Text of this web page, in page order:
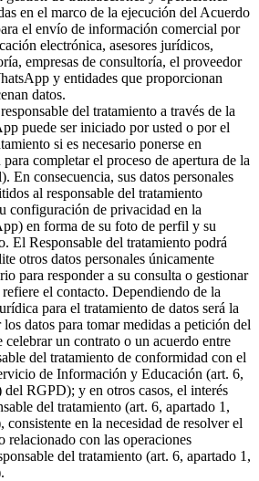
en el marco de la ejecución del Acuerdo
el envío de información comercial por
electrónica, asesores jurídicos,
empresas de consultoría, el proveedor
y entidades que proporcionan
datos.
del tratamiento a través de la
puede ser iniciado por usted o por el
si es necesario ponerse en
completar el proceso de apertura de la
En consecuencia, sus datos personales
al responsable del tratamiento
configuración de privacidad en la
en forma de su foto de perfil y su
El Responsable del tratamiento podrá
otros datos personales únicamente
para responder a su consulta o gestionar
el contacto. Dependiendo de la
para el tratamiento de datos será la
los datos para tomar medidas a petición del
celebrar un contrato o un acuerdo entre
del tratamiento de conformidad con el
de Información y Educación (art. 6,
del RGPD); y en otros casos, el interés
del tratamiento (art. 6, apartado 1,
en la necesidad de resolver el
relacionado con las operaciones
del tratamiento (art. 6, apartado 1,